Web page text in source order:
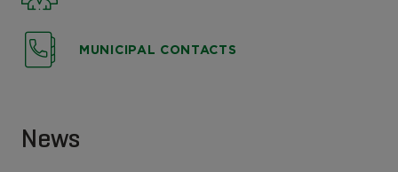
MUNICIPAL CONTACTS
News